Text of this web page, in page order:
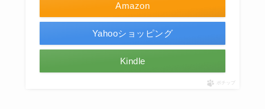
Amazon
Yahooショッピング
Kindle
ポチップ